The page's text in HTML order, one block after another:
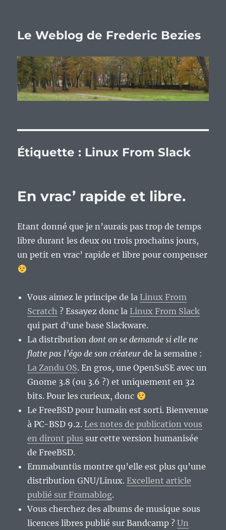
Le Weblog de Frederic Bezies
Étiquette : Linux From Slack
En vrac’ rapide et libre.
Etant donné que je n’aurais pas trop de temps
libre durant les deux ou trois prochains jours,
un petit en vrac’ rapide et libre pour compenser
Vous aimez le principe de la Linux From
Scratch ? Essayez donc la Linux From Slack
qui part d’une base Slackware.
La distributiondont on se demande si elle ne
flatte pas l’égo de son créateur de la semaine :
La Zandu OS. En gros, une OpenSuSE avec un
Gnome 3.8 (ou 3.6 ?) et uniquement en 32
bits. Pour les curieux, donc
Le FreeBSD pour humain est sorti. Bienvenue
à PC-BSD 9.2. Les notes de publication vous
en diront plus sur cette version humanisée
de FreeBSD.
Emmabuntüs montre qu’elle est plus qu’une
distribution GNU/Linux.Excellent article
publié sur Framablog.
Vous cherchez des albums de musique sous
licences libres publié sur Bandcamp ?Un